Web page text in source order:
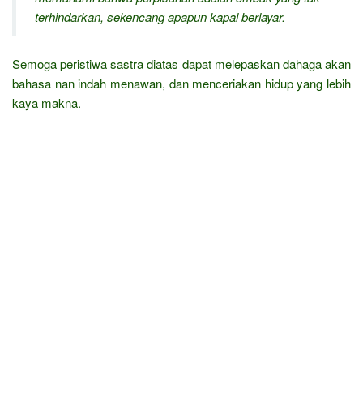
terhindarkan, sekencang apapun kapal berlayar.
Semoga peristiwa sastra diatas dapat melepaskan dahaga akan
bahasa nan indah menawan, dan menceriakan hidup yang lebih
kaya makna.